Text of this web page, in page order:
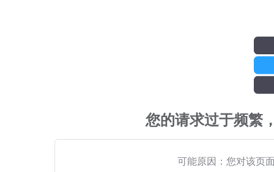
您的请求过于频繁
可能原因：您对该页